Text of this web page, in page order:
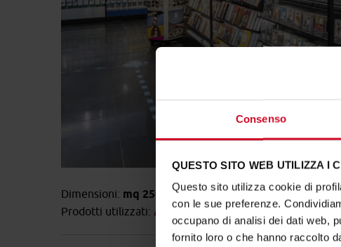
Consenso
QUESTO SITO WEB UTILIZZA I
Questo sito utilizza cookie di
con le sue preferenze.
occupano di analisi dei dati web,
fornito loro o che hanno raccolto
Dimensioni: mq 2500
Prodotti utilizzati: Arredi personalizzati Negozi e